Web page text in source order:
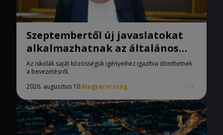
Szeptembertől új javaslatokat
alkalmazhatnak az általános
iskolák
Az iskolák saját közösségük igényeihez igazítva dönthetnek
a bevezetésről.
2026. augusztus 10.Magyarország